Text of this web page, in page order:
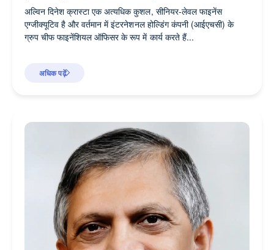
अल्विन दिनेश क्रास्टा एक अत्यधिक कुशल, सीनियर-लेवल फाइनेंस
एग्जीक्यूटिव है और वर्तमान में इंटरनेशनल होल्डिंग कंपनी (आईएचसी) के
ग्रुप चीफ फाइनेंशियल ऑफिसर के रूप में कार्य करते हैं...
अधिक पढ़ें